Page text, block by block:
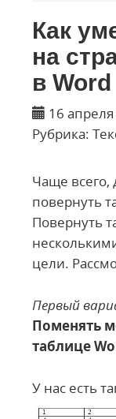
Как
на
в Word
16
Рубрика:
Чаще всего,
повернуть
Повернуть
цели.
Первый
Поменять
таблице
У нас есть